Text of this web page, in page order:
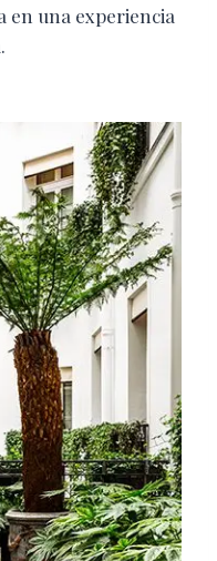
en una experiencia